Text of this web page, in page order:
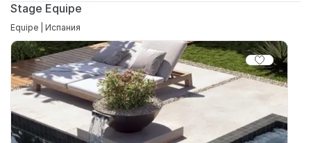
Stage Equipe
Equipe | Испания